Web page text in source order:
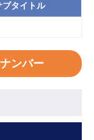
ブタイトル
ンバー